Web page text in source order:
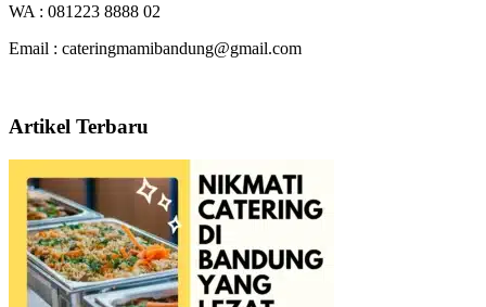
WA : 081223 8888 02
Email : cateringmamibandung@gmail.com
Artikel Terbaru